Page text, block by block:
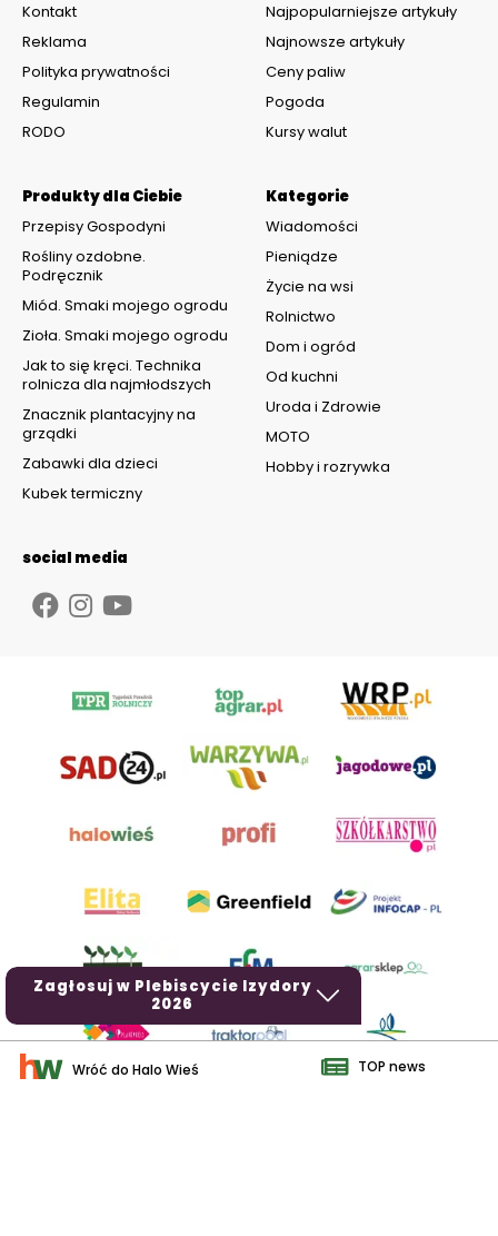
Zagłosuj w Plebiscycie Izydory
2026
Kontakt
Reklama
Polityka prywatności
Regulamin
RODO
Kategorie
Wiadomości
Pieniądze
Życie na wsi
Rolnictwo
Dom i ogród
Od kuchni
Uroda i Zdrowie
MOTO
Hobby i rozrywka
Produkty dla Ciebie
Przepisy Gospodyni
Rośliny ozdobne.
Podręcznik
Miód. Smaki mojego ogrodu
Zioła. Smaki mojego ogrodu
Jak to się kręci. Technika
rolnicza dla najmłodszych
Znacznik plantacyjny na
grządki
Zabawki dla dzieci
Kubek termiczny
Najpopularniejsze artykuły
Najnowsze artykuły
Ceny paliw
Pogoda
Kursy walut
social media
Wróć do Halo Wieś TOP news